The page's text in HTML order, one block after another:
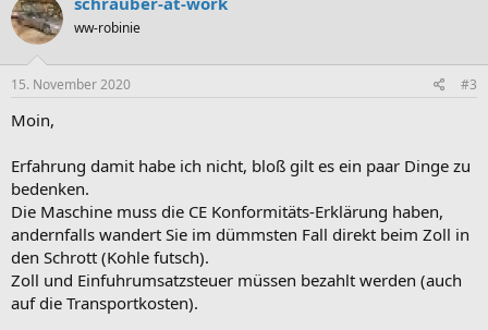
ww-robinie
15. November 2020 #3
Moin,
Erfahrung damit habe ich nicht, bloß gilt es ein paar Dinge zu
bedenken.
Die Maschine muss die CE Konformitäts-Erklärung haben,
andernfalls wandert Sie im dümmsten Fall direkt beim Zoll in
den Schrott (Kohle futsch).
Zoll und Einfuhrumsatzsteuer müssen bezahlt werden (auch
auf die Transportkosten).